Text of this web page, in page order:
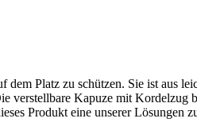
Platz zu schützen. Sie ist aus
verstellbare Kapuze mit Kordelzug
Produkt eine unserer Lösungen